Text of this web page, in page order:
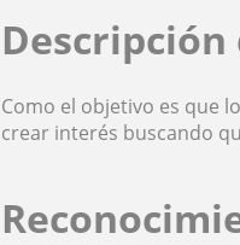
Como el objetivo es que
crear interés buscando